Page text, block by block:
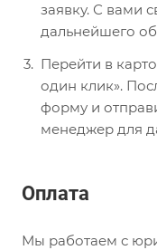
заявку. С вами
дальнейшего
Перейти в
один клик».
форму и
менеджер для
Оплата
Мы работаем с